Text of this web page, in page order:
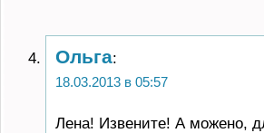
Ольга:
18.03.2013 в 05:57
Лена! Извените! А можено,